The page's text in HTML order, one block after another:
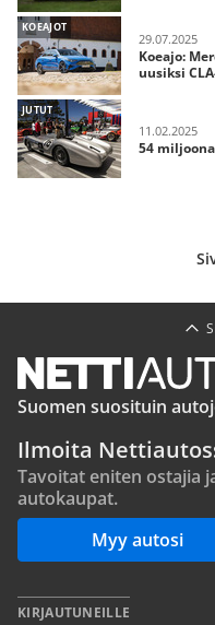
KOEAJOT
29.07.2025
Koeajo:
uusiksi
JUTUT
11.02.2025
54
Suomen suosituin
Ilmoita
Tavoitat eniten ostajia
autokaupat.
Myy autosi
KIRJAUTUNEILLE